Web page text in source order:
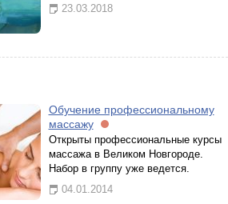
23.03.2018
Обучение профессиональному
массажу
Открыты профессиональные курсы
массажа в Великом Новгороде.
Набор в группу уже ведется.
04.01.2014